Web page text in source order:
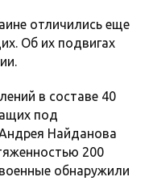
отличились еще
Об их подвигах
в составе 40
под
Найданова
200
обнаружили